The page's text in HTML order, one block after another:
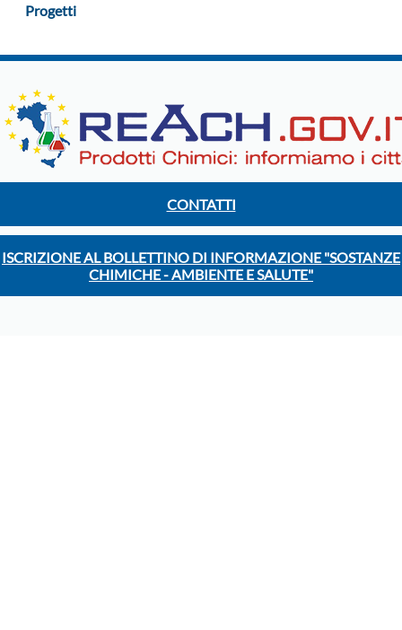
Progetti
CONTATTI
ISCRIZIONE AL BOLLETTINO DI INFORMAZIONE "SOSTANZE
CHIMICHE - AMBIENTE E SALUTE"